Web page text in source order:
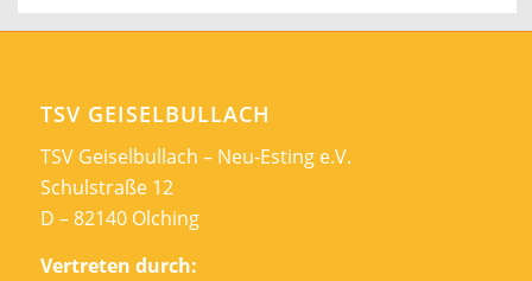
TSV GEISELBULLACH
TSV Geiselbullach – Neu-Esting e.V.
Schulstraße 12
D – 82140 Olching
Vertreten durch: